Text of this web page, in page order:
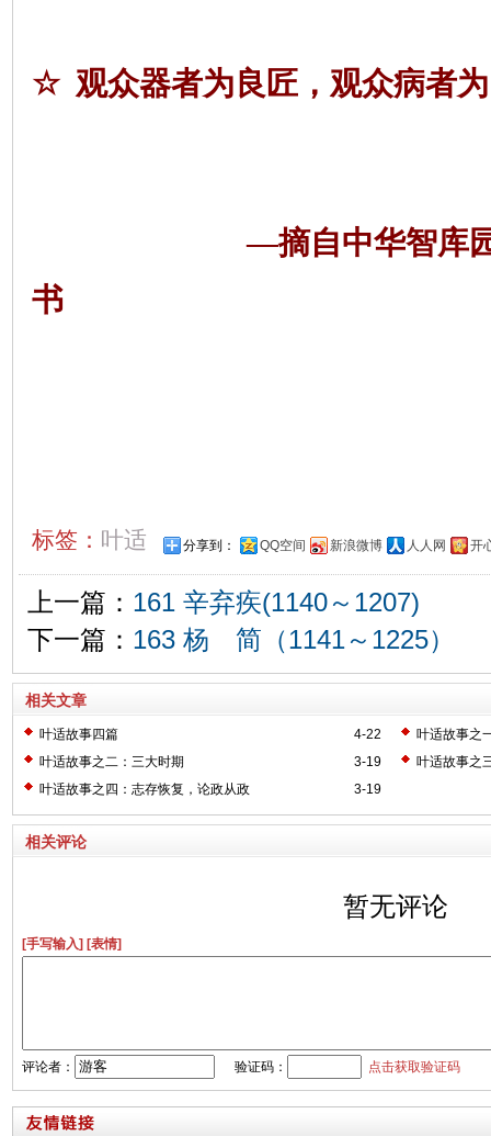
☆ 观众器者为良匠，观众病者
—摘自中华智库
书
标签： 叶适 分享到： QQ空间 新浪微博 人人网 开
上一篇： 161 辛弃疾(1140～1207)
下一篇： 163 杨 简（1141～1225）
相关文章
4-22
叶适故事四篇
叶适故事之
3-19
叶适故事之二：三大时期
叶适故事之
3-19
叶适故事之四：志存恢复，论政从政
相关评论
暂无评论
[手写输入] [表情]
评论者： 验证码： 点击获取验证码